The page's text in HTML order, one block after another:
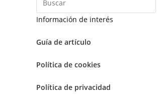
Información de interés
Guía de artículo
Política de cookies
Política de privacidad